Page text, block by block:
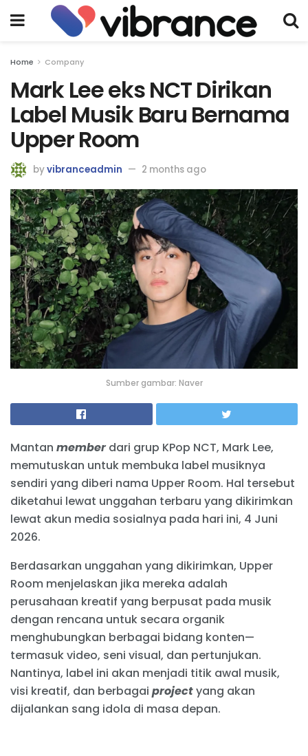
Home Company
Mark Lee eks NCT Dirikan
Label Musik Baru Bernama
Upper Room
byvibranceadmin 2 months ago
Sumber gambar: Naver
Mantan memberdari grup KPop NCT, Mark Lee,
memutuskan untuk membuka label musiknya
sendiri yang diberi nama Upper Room. Hal tersebut
diketahui lewat unggahan terbaru yang dikirimkan
lewat akun media sosialnya pada hari ini, 4 Juni
2026.
Berdasarkan unggahan yang dikirimkan, Upper
Room menjelaskan jika mereka adalah
perusahaan kreatif yang berpusat pada musik
dengan rencana untuk secara organik
menghubungkan berbagai bidang konten—
termasuk video, seni visual, dan pertunjukan.
Nantinya, label ini akan menjadi titik awal musik,
visi kreatif, dan berbagai projectyang akan
dijalankan sang idola di masa depan.